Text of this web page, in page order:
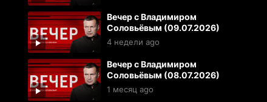
Вечер с Владимиром
Соловьёвым (09.07.2026)
4 недели ago
Вечер с Владимиром
Соловьёвым (08.07.2026)
1 месяц ago